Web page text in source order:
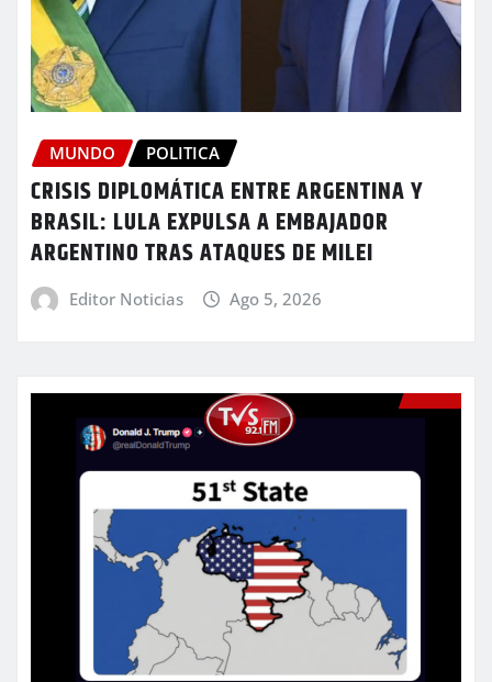
MUNDO POLITICA
CRISIS DIPLOMÁTICA ENTRE ARGENTINA Y
BRASIL: LULA EXPULSA A EMBAJADOR
ARGENTINO TRAS ATAQUES DE MILEI
Editor Noticias Ago 5, 2026